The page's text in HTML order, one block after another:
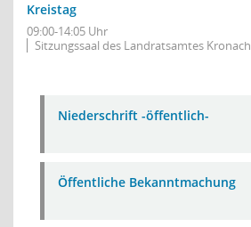
Kreistag
09:00-14:05 Uhr
Sitzungssaal des Landratsamtes Kronach
Niederschrift -öffentlich-
Öffentliche Bekanntmachung